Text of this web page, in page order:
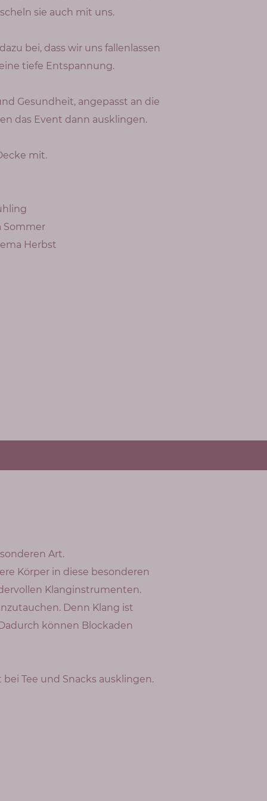
sie auch mit uns.
bei, dass wir uns fallenlassen
tiefe Entspannung.
Gesundheit, angepasst an die
das Event dann ausklingen.
mit.
Sommer
Herbst
Art.
Körper in diese besonderen
Klanginstrumenten.
Denn Klang ist
können Blockaden
Tee und Snacks ausklingen.